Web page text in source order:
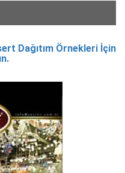
Dağıtım Örnekleri İçin